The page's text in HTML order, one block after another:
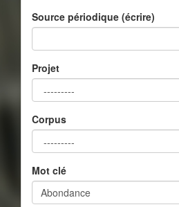
Source périodique (écrire)
Projet
Corpus
Mot clé